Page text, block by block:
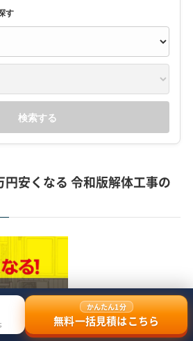
す
検索する
円安くなる 令和版解体工事の
かんたん1分
無料一括見積はこちら